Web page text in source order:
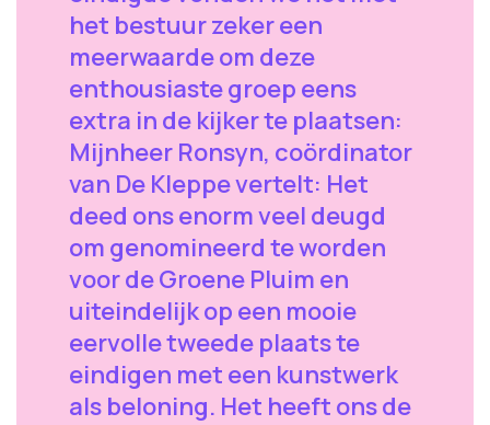
het bestuur zeker een
meerwaarde om deze
enthousiaste groep eens
extra in de kijker te plaatsen:
Mijnheer Ronsyn, coördinator
van De Kleppe vertelt: Het
deed ons enorm veel deugd
om genomineerd te worden
voor de Groene Pluim en
uiteindelijk op een mooie
eervolle tweede plaats te
eindigen met een kunstwerk
als beloning. Het heeft ons de